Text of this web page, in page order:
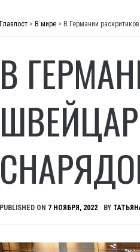
Главпост > В мире > В Германии
В
PUBLISHED ON 7 НОЯБРЯ, 2022 BY